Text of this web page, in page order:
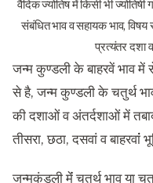
वैदिक ज्योतिष मेंं किसी भी
संबंधित भाव व सहायक भाव,
प्रत्यंतर दशा
जन्म कुण्डली के बाहरवें भाव
से है, जन्म कुण्डली के चतुर्थ
की दशाओं व अंतर्दशाओं में
तीसरा, छठा, दसवां व बाहरवांं
जन्मकुंडली मेंं चतुर्थ भाव या